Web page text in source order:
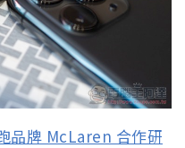
品牌 McLaren 合作研